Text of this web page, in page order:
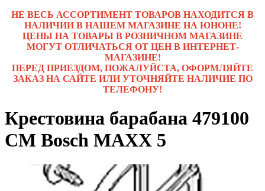
НЕ ВЕСЬ АССОРТИМЕНТ ТОВАРОВ НАХОДИТСЯ В
НАЛИЧИИ В НАШЕМ МАГАЗИНЕ НА ЮНОНЕ!
ЦЕНЫ НА ТОВАРЫ В РОЗНИЧНОМ МАГАЗИНЕ
МОГУТ ОТЛИЧАТЬСЯ ОТ ЦЕН В ИНТЕРНЕТ-
МАГАЗИНЕ!
ПЕРЕД ПРИЕЗДОМ, ПОЖАЛУЙСТА, ОФОРМЛЯЙТЕ
ЗАКАЗ НА САЙТЕ ИЛИ УТОЧНЯЙТЕ НАЛИЧИЕ ПО
ТЕЛЕФОНУ!
Крестовина барабана 479100
СМ Bosch MAXX 5